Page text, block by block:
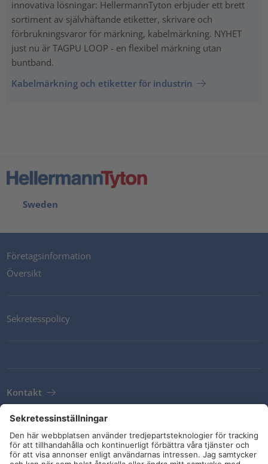
innovativa lösningar: HellermannTyton erbjuder ett brett
sortiment av självhäftande etiketter, skrivare och
förbrukningsvaror för märkning, kabelmärkning. NYHET
just nu är TAGPU LOOP - en flexibel märkning utan
buntband.
Kabelmärkning och etiketter för industrin
Sweden
Företagsinformation
Översikt
Sekretesspolicy
Kontakt
Leveransvillkor